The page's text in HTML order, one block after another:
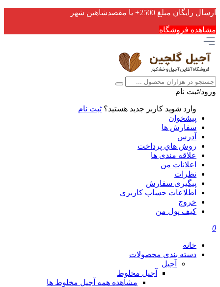
ارسال رایگان مبلغ 2500+ یا مقصدشاهین شهر
مشاهده فروشگاه
ورود/ثبت نام
وارد شوید کاربر جدید هستید؟ ثبت نام
پیشخوان
سفارش ها
آدرس
روش هاي پرداخت
علاقه مندی ها
اعلانات من
نظرات
پیگیری سفارش
اطلاعات حساب كاربری
خروج
کیف پول من
0
خانه
دسته بندی محصولات
آجیل
آجیل مخلوط
مشاهده همه آجیل مخلوط ها